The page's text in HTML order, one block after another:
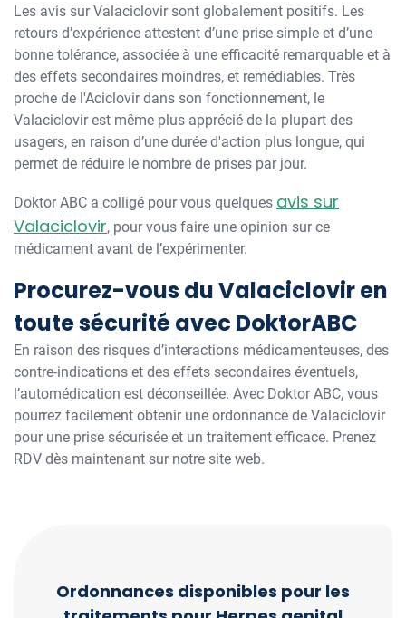
Les avis sur Valaciclovir sont globalement positifs. Les
retours d’expérience attestent d’une prise simple et d’une
bonne tolérance, associée à une efficacité remarquable et à
des effets secondaires moindres, et remédiables. Très
proche de l'Aciclovir dans son fonctionnement, le
Valaciclovir est même plus apprécié de la plupart des
usagers, en raison d’une durée d'action plus longue, qui
permet de réduire le nombre de prises par jour.
Doktor ABC a colligé pour vous quelques avis sur
Valaciclovir, pour vous faire une opinion sur ce
médicament avant de l’expérimenter.
Procurez-vous du Valaciclovir en
toute sécurité avec DoktorABC
En raison des risques d’interactions médicamenteuses, des
contre-indications et des effets secondaires éventuels,
l’automédication est déconseillée. Avec Doktor ABC, vous
pourrez facilement obtenir une ordonnance de Valaciclovir
pour une prise sécurisée et un traitement efficace. Prenez
RDV dès maintenant sur notre site web.
Ordonnances disponibles pour les